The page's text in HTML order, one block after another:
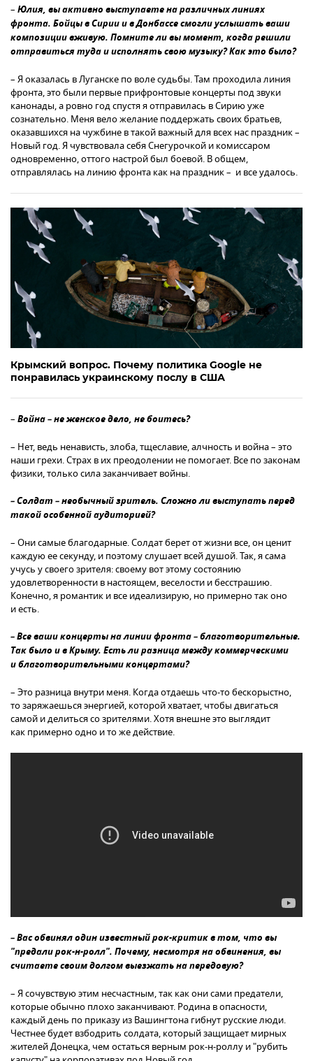
– Юлия, вы активно выступаете на различных линиях
фронта. Бойцы в Сирии и в Донбассе смогли услышать ваши
композиции вживую. Помните ли вы момент, когда решили
отправиться туда и исполнять свою музыку? Как это было?
– Я оказалась в Луганске по воле судьбы. Там проходила линия
фронта, это были первые прифронтовые концерты под звуки
канонады, а ровно год спустя я отправилась в Сирию уже
сознательно. Меня вело желание поддержать своих братьев,
оказавшихся на чужбине в такой важный для всех нас праздник –
Новый год. Я чувствовала себя Снегурочкой и комиссаром
одновременно, оттого настрой был боевой. В общем,
отправлялась на линию фронта как на праздник – и все удалось.
Крымский вопрос. Почему политика Google не
понравилась украинскому послу в США
– Война– не женское дело, не боитесь?
– Нет, ведь ненависть, злоба, тщеславие, алчность и война – это
наши грехи. Страх в их преодолении не помогает. Все по законам
физики, только сила заканчивает войны.
– Солдат – необычный зритель. Сложно ли выступать перед
такой особенной аудиторией?
– Они самые благодарные. Солдат берет от жизни все, он ценит
каждую ее секунду, и поэтому слушает всей душой. Так, я сама
учусь у своего зрителя: своему вот этому состоянию
удовлетворенности в настоящем, веселости и бесстрашию.
Конечно, я романтик и все идеализирую, но примерно так оно
и есть.
– Все ваши концерты на линии фронта – благотворительные.
Так было и в Крыму. Есть ли разница между коммерческими
и благотворительными концертами?
– Это разница внутри меня. Когда отдаешь что-то бескорыстно,
то заряжаешься энергией, которой хватает, чтобы двигаться
самой и делиться со зрителями. Хотя внешне это выглядит
как примерно одно и то же действие.
– Вас обвинял один известный рок-критик в том, что вы
"предали рок-н-ролл". Почему, несмотря на обвинения, вы
считаете своим долгом выезжать на передовую?
– Я сочувствую этим несчастным, так как они сами предатели,
которые обычно плохо заканчивают. Родина в опасности,
каждый день по приказу из Вашингтона гибнут русские люди.
Честнее будет взбодрить солдата, который защищает мирных
жителей Донецка, чем остаться верным рок-н-роллу и "рубить